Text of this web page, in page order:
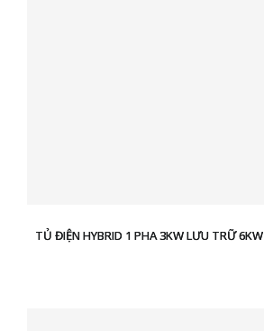
TỦ ĐIỆN HYBRID 1 PHA 3KW LƯU TRỮ 6KW